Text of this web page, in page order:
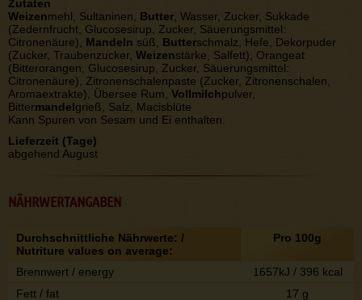
Zutaten
Weizenmehl, Sultaninen, Butter , Wasser, Zucker, Sukkade
(Zedernfrucht, Glucosesirup, Zucker, Säuerungsmittel:
Citronenäure), Mandeln süß, Butterschmalz, Hefe, Dekorpuder
(Zucker, Traubenzucker, Weizenstärke, Salfett), Orangeat
(Bitterorangen, Glucosesirup, Zucker, Säuerungsmittel:
Citronenäure), Zitronenschalenpaste (Zucker, Zitronenschalen,
Aromaextrakte), Übersee Rum, Vollmilchpulver,
Bittermandelgrieß, Salz, Macisblüte
Kann Spuren von Sesam und Ei enthalten.
Lieferzeit (Tage)
abgehend August
NÄHRWERTANGABEN
Durchschnittliche Nährwerte: /
Nutriture values on average:
Pro 100g
Brennwert / energy
1657kJ / 396 kcal
Fett / fat
17 g